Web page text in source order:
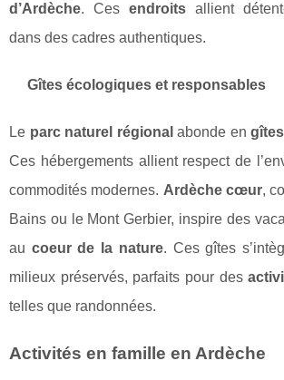
d’Ardèche. Ces endroitsallient
dans des cadres authentiques.
Gîtes écologiques et responsables
Le parc naturel régional abonde en
Ces hébergements allient respect de
commodités modernes. Ardèche cœur,
Bains ou le Mont Gerbier, inspire des
au coeur de la nature. Ces gîtes
milieux préservés, parfaits pour des
telles que randonnées.
Activités en famille en Ardèche